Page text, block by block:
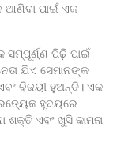
ଆଣିବା ପାଇଁ ଏକ
ସମ୍ପୂର୍ଣ୍ଣ ପିଢ଼ି ପାଇଁ
ଯିଏ ସେମାନଙ୍କ
ବିଜୟୀ ହୁଅନ୍ତି। ଏକ
ହୃଦୟରେ
ଶକ୍ତି ଏବଂ ଖୁସି କାମନା